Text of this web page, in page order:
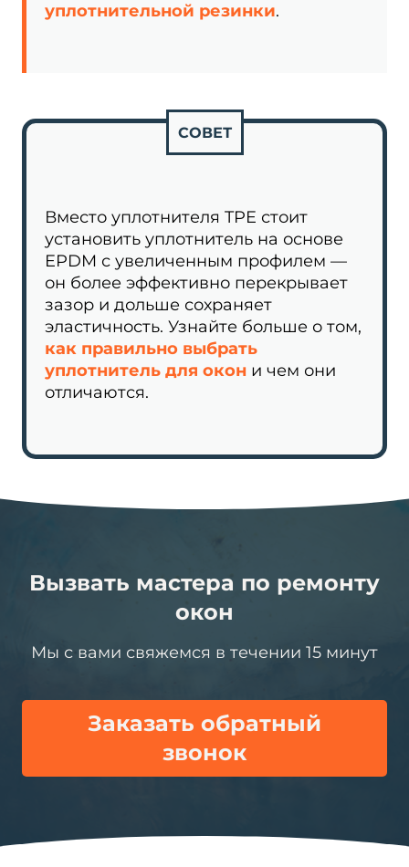
уплотнительной резинки.
СОВЕТ
Вместо уплотнителя TPE стоит
установить уплотнитель на основе
EPDM с увеличенным профилем —
он более эффективно перекрывает
зазор и дольше сохраняет
эластичность. Узнайте больше о том,
как правильно выбрать
уплотнитель для окон и чем они
отличаются.
Вызвать мастера по ремонту
окон
Мы с вами свяжемся в течении 15 минут
Заказать обратный
звонок